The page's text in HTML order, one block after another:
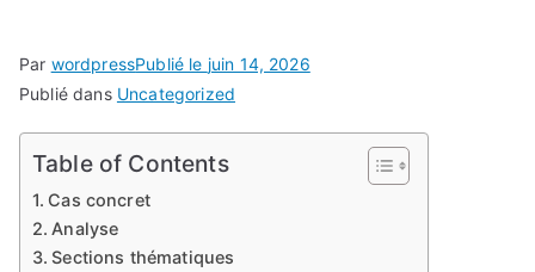
Par wordpressPublié le juin 14, 2026
Publié dans Uncategorized
Table of Contents
Cas concret
Analyse
Sections thématiques